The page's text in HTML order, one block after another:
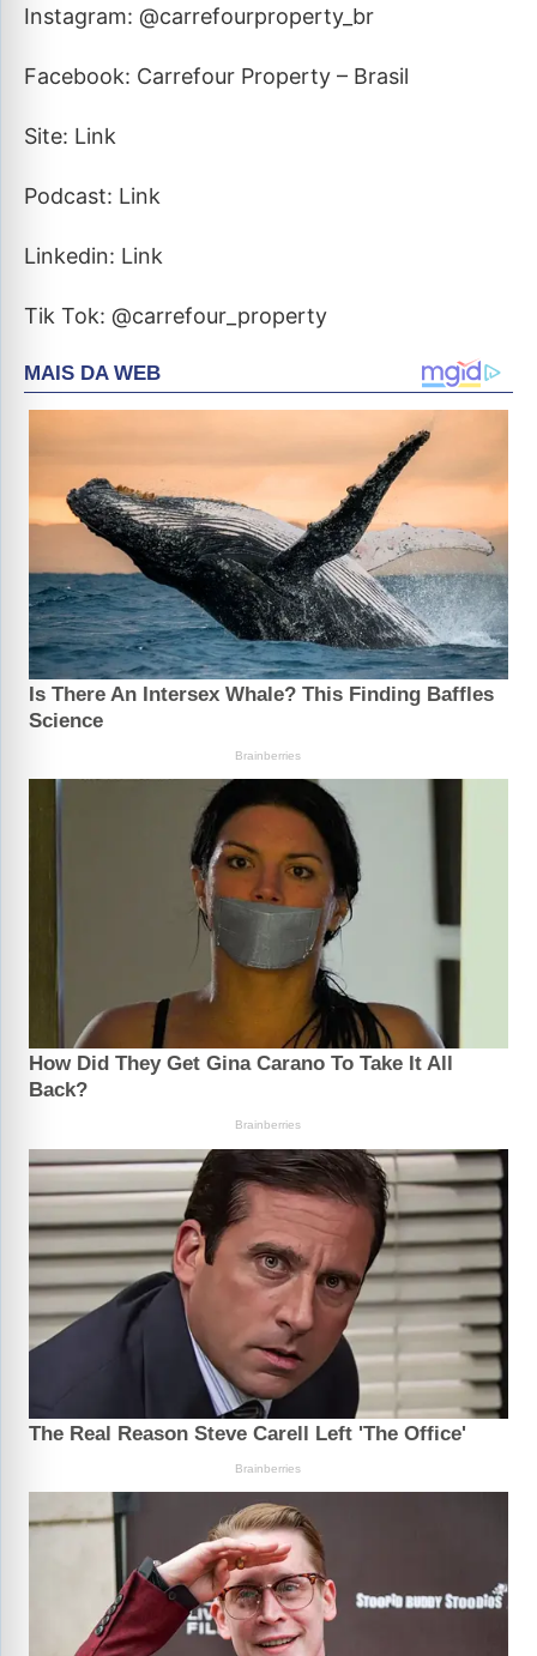
Instagram: @carrefourproperty_br
Facebook: Carrefour Property – Brasil
Site: Link
Podcast: Link
Linkedin: Link
Tik Tok: @carrefour_property